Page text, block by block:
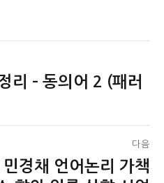
리 – 동의어 2 (패러
다음
경채 언어논리 가책